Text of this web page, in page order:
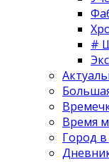
#
Время
Город в